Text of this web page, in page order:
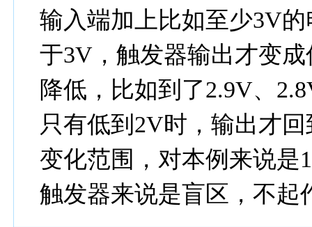
输入端加上比如至少3V
于3V，触发器输出才变
降低，比如到了2.9V、
只有低到2V时，输出才
变化范围，对本例来说是
触发器来说是盲区，不起